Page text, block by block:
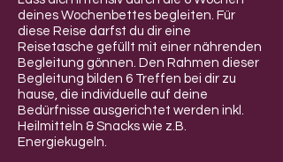
deines Wochenbettes begleiten. Für
diese Reise darfst du dir eine
Reisetasche gefüllt mit einer nährenden
Begleitung gönnen. Den Rahmen dieser
Begleitung bilden 6 Treffen bei dir zu
hause, die individuelle auf deine
Bedürfnisse ausgerichtet werden inkl.
Heilmitteln & Snacks wie z.B.
Energiekugeln.